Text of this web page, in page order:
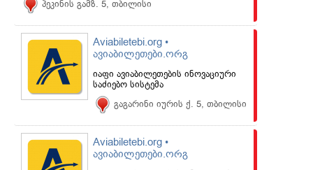
პეკინის გამზ. 5, თბილისი
Aviabiletebi.org •
ავიაბილეთები.ორგ
იაფი ავიაბილეთების ინოვაციური
საძიებო სისტემა
გაგარინი იურის ქ. 5, თბილისი
Aviabiletebi.org •
ავიაბილეთები.ორგ